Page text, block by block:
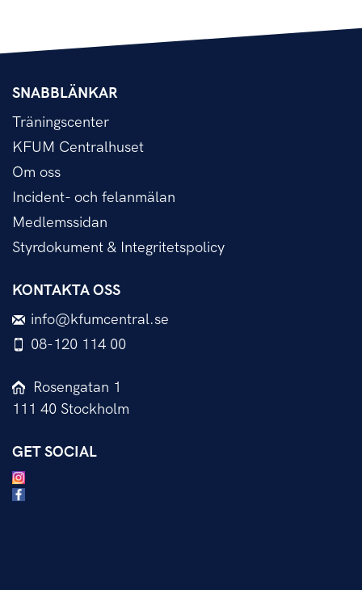
SNABBLÄNKAR
Träningscenter
KFUM Centralhuset
Om oss
Incident- och felanmälan
Medlemssidan
Styrdokument & Integritetspolicy
KONTAKTA OSS
info@kfumcentral.se
08-120 114 00
Rosengatan 1
111 40 Stockholm
GET SOCIAL